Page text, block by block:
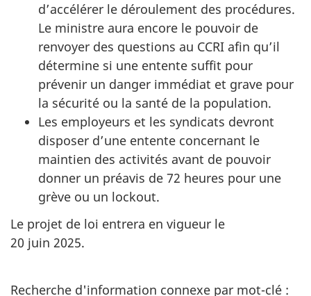
d’accélérer le déroulement des procédures.
Le ministre aura encore le pouvoir de
renvoyer des questions au CCRI afin qu’il
détermine si une entente suffit pour
prévenir un danger immédiat et grave pour
la sécurité ou la santé de la population.
Les employeurs et les syndicats devront
disposer d’une entente concernant le
maintien des activités avant de pouvoir
donner un préavis de 72 heures pour une
grève ou un lockout.
Le projet de loi entrera en vigueur le
20 juin 2025.
Recherche d'information connexe par mot-clé :